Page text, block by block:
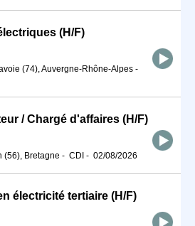
(H/F)
(74), Auvergne-Rhône-Alpes -
/ Chargé d'affaires (H/F)
(56), Bretagne - CDI - 02/08/2026
électricité tertiaire (H/F)